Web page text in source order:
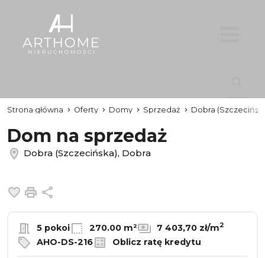
Strona główna Oferty Domy Sprzedaż Dobra
Dom na sprzedaż
Dobra (Szczecińska), Dobra
Dodaj do ulubionych
Drukuj
5 pokoi 270.00 m² 7 403,70 zł/m2
AHO-DS-216 Oblicz ratę kredytu